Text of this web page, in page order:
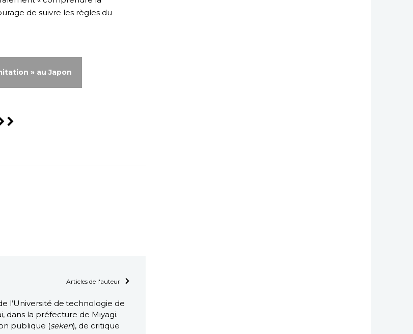
de suivre les règles du
» au Japon
Articles de l'auteur
l’Université de technologie de
dans la préfecture de Miyagi.
publique (seken), de critique